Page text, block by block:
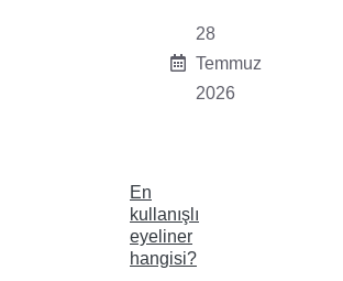
28
Temmuz
2026
En
kullanışlı
eyeliner
hangisi?